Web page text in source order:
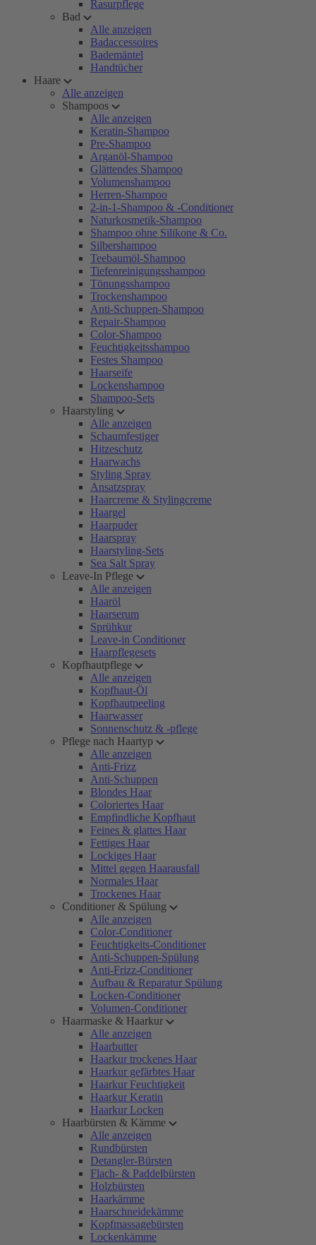
Rasurpflege
Bad
Alle anzeigen
Badaccessoires
Bademäntel
Handtücher
Haare
Alle anzeigen
Shampoos
Alle anzeigen
Keratin-Shampoo
Pre-Shampoo
Arganöl-Shampoo
Glättendes Shampoo
Volumenshampoo
Herren-Shampoo
2-in-1-Shampoo & -Conditioner
Naturkosmetik-Shampoo
Shampoo ohne Silikone & Co.
Silbershampoo
Teebaumöl-Shampoo
Tiefenreinigungsshampoo
Tönungsshampoo
Trockenshampoo
Anti-Schuppen-Shampoo
Repair-Shampoo
Color-Shampoo
Feuchtigkeitsshampoo
Festes Shampoo
Haarseife
Lockenshampoo
Shampoo-Sets
Haarstyling
Alle anzeigen
Schaumfestiger
Hitzeschutz
Haarwachs
Styling Spray
Ansatzspray
Haarcreme & Stylingcreme
Haargel
Haarpuder
Haarspray
Haarstyling-Sets
Sea Salt Spray
Leave-In Pflege
Alle anzeigen
Haaröl
Haarserum
Sprühkur
Leave-in Conditioner
Haarpflegesets
Kopfhautpflege
Alle anzeigen
Kopfhaut-Öl
Kopfhautpeeling
Haarwasser
Sonnenschutz & -pflege
Pflege nach Haartyp
Alle anzeigen
Anti-Frizz
Anti-Schuppen
Blondes Haar
Coloriertes Haar
Empfindliche Kopfhaut
Feines & glattes Haar
Fettiges Haar
Lockiges Haar
Mittel gegen Haarausfall
Normales Haar
Trockenes Haar
Conditioner & Spülung
Alle anzeigen
Color-Conditioner
Feuchtigkeits-Conditioner
Anti-Schuppen-Spülung
Anti-Frizz-Conditioner
Aufbau & Reparatur Spülung
Locken-Conditioner
Volumen-Conditioner
Haarmaske & Haarkur
Alle anzeigen
Haarbutter
Haarkur trockenes Haar
Haarkur gefärbtes Haar
Haarkur Feuchtigkeit
Haarkur Keratin
Haarkur Locken
Haarbürsten & Kämme
Alle anzeigen
Rundbürsten
Detangler-Bürsten
Flach- & Paddelbürsten
Holzbürsten
Haarkämme
Haarschneidekämme
Kopfmassagebürsten
Lockenkämme